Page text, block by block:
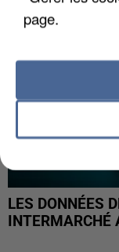
LES DONNÉES
page.